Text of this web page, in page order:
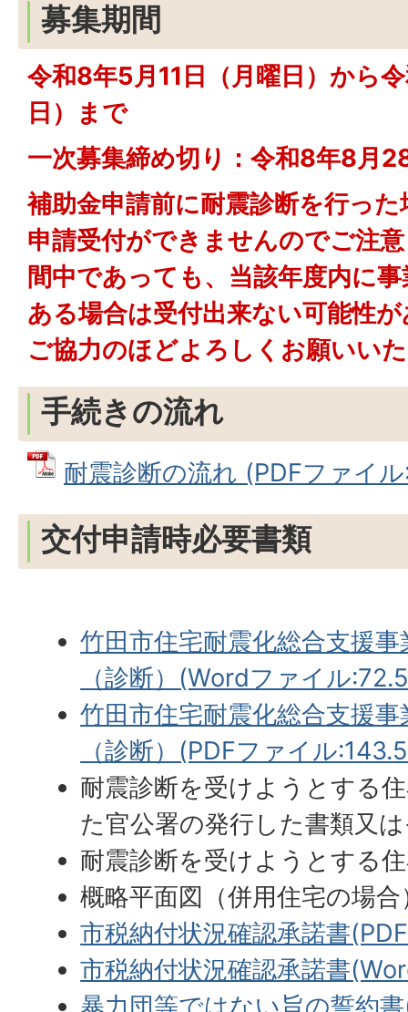
募集期間
令和8年5月11日（月曜日）から
日）まで
一次募集締め切り：令和8年8月
補助金申請前に耐震診断を行っ
申請受付ができませんのでご注
間中であっても、当該年度内に
ある場合は受付出来ない可能性
ご協力のほどよろしくお願いい
手続きの流れ
耐震診断の流れ (PDFファイ
交付申請時必要書類
竹田市住宅耐震化総合支援
（診断） (Wordファイル
竹田市住宅耐震化総合支援
（診断）(PDFファイル
耐震診断を受けようとする
た官公署の発行した書類又
耐震診断を受けようとする
概略平面図（併用住宅の場合
市税納付状況確認承諾書
市税納付状況確認承諾書